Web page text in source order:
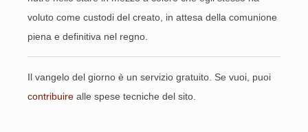
voluto come custodi del creato, in attesa della comunione
piena e definitiva nel regno.
Il vangelo del giorno è un servizio gratuito. Se vuoi, puoi
contribuire alle spese tecniche del sito.